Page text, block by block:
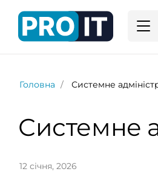
Головна Системне
Системне
12 січня, 2026